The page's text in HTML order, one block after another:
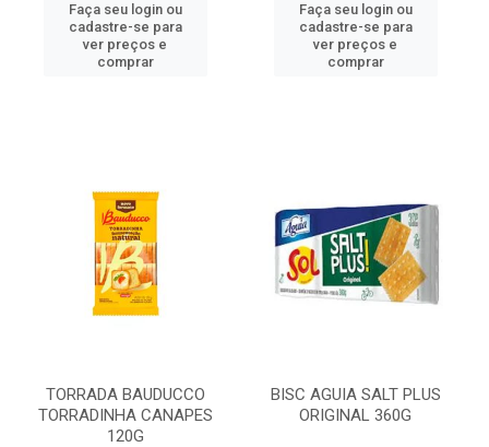
Faça seu login ou
cadastre-se para
ver preços e
comprar
Faça seu login ou
cadastre-se para
ver preços e
comprar
TORRADA BAUDUCCO
TORRADINHA CANAPES
120G
BISC AGUIA SALT PLUS
ORIGINAL 360G